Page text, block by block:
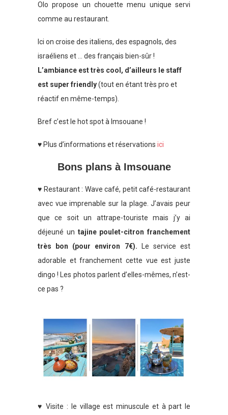
Olo propose un chouette menu unique servi
comme au restaurant.
Ici on croise des italiens, des espagnols, des
israéliens et … des français bien-sûr !
L’ambiance est très cool, d’ailleurs le staff
est super friendly(tout en étant très pro et
réactif en même-temps).
Bref c’est le hot spot à Imsouane !
♥ Plus d’informations et réservations ici
Bons plans à Imsouane
♥ Restaurant : Wave café, petit café-restaurant
avec vue imprenable sur la plage. J’avais peur
que ce soit un attrape-touriste mais j’y ai
déjeuné un tajine poulet-citron franchement
très bon (pour environ 7€). Le service est
adorable et franchement cette vue est juste
dingo ! Les photos parlent d’elles-mêmes, n’est-
ce pas ?
♥ Visite : le village est minuscule et à part le